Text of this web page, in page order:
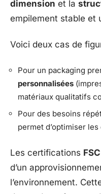
dimension et la
empilement stable et
Voici deux cas de
Pour un packaging
personnalisées
matériaux qualitatifs
Pour des besoins
permet d’optimiser
Les certifications FSC
d’un
l’environnement.